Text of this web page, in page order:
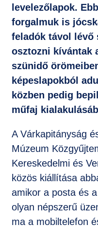
levelezőlapok.
forgalmuk is
feladók távol lévő
osztozni kívántak
szünidő
képeslapokból
közben pedig
műfaj
A Várkapitányság
Múzeum
Kereskedelmi és
közös kiállítása
amikor a posta és
olyan népszerű
ma a mobiltelefon